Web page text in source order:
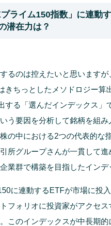
イム150指数」に連動す
潜在力は？
るのは控えたいと思います
きちっとしたメソドロジー算
する「選んだインデックス」
う要因を分析して銘柄を組
の中における2つの代表的な
所グループさんが一貫して
業群で構築を目指したインデ
に連動するETFが市場に投
フォリオに投資家がアクセ
このインデックスが中長期的